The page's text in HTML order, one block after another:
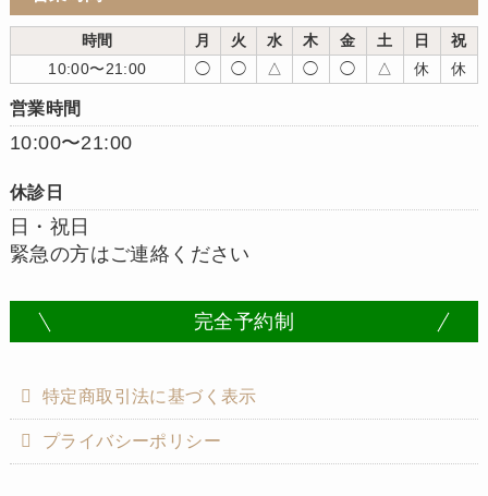
時間 月 火 水 木 金 土 日
祝
10:00〜21:00
◯ ◯ △ ◯ ◯ △ 休 休
営業時間
10:00〜21:00
休診日
日・祝日
緊急の方はご連絡ください
完全予約制
特定商取引法に基づく表示
プライバシーポリシー